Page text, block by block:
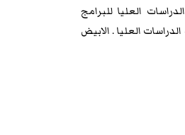
العليا للبرامج
العليا . الابيض